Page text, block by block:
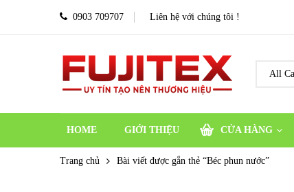
0903 709707 Liên hệ với chúng tôi !
HOME GIỚI THIỆU CỬA HÀNG
Trang chủ Bài viết được gắn thẻ “Béc phun nước”